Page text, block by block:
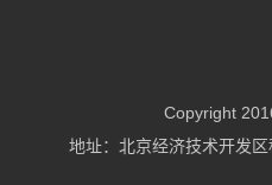
Copyright
地址：北京经济技术开发